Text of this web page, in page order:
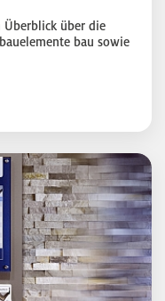
Überblick über die
bau sowie